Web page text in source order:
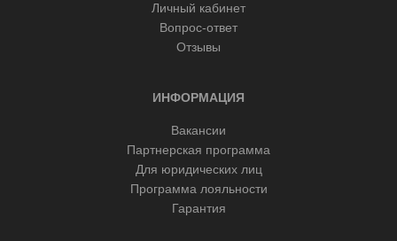
Личный кабинет
Вопрос-ответ
Отзывы
ИНФОРМАЦИЯ
Вакансии
Партнерская программа
Для юридических лиц
Программа лояльности
Гарантия